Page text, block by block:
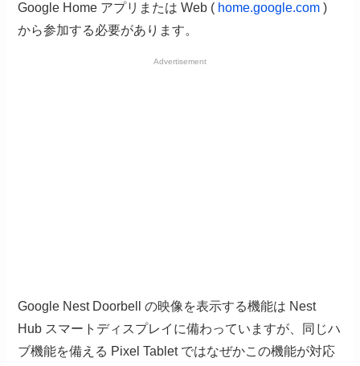
Google Home アプリまたは Web ( home.google.com )
から参加する必要があります。
Advertisement
Google Nest Doorbell の映像を表示する機能は Nest
Hub スマートディスプレイに備わっていますが、同じハ
ブ機能を備える Pixel Tablet ではなぜかこの機能が対応